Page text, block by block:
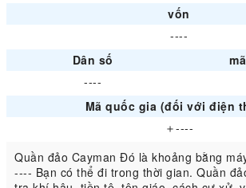
vốn
----
Dân số
----
Mã quốc gia (đối với điện
＋----
Quần đảo Cayman Đó là khoảng bằng
---- Bạn có thể đi trong thời gian. Quần